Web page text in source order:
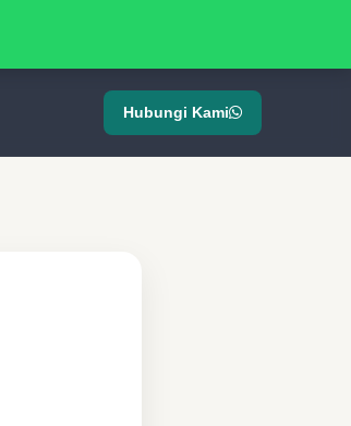
Hubungi Kami